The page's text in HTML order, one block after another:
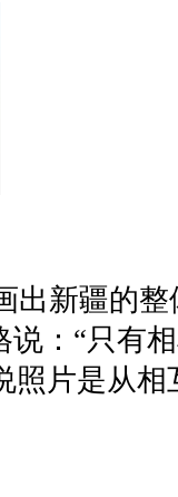
出新疆的
说：“只有
照片是从